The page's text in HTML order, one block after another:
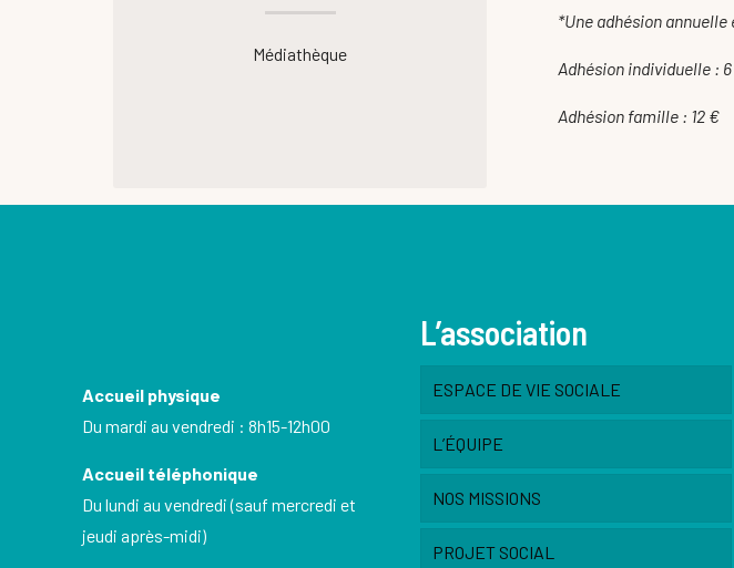
*Une adhésion
Adhésion individuelle :
Adhésion famille : 12 €
Médiathèque
Accueil physique
Du mardi au vendredi : 8h15-12h00
Accueil téléphonique
Du lundi au vendredi (sauf mercredi et
jeudi après-midi)
L’association
ESPACE DE VIE SOCIALE
L’ÉQUIPE
NOS MISSIONS
PROJET SOCIAL